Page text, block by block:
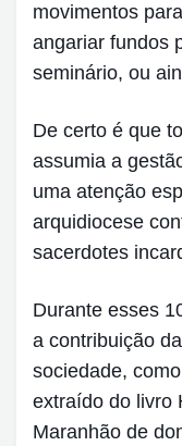
movimentos
angariar fundos
seminário, ou
De certo é que
assumia a
uma atenção
arquidiocese
sacerdotes
Durante esses
a contribuição
sociedade,
extraído do livro
Maranhão de